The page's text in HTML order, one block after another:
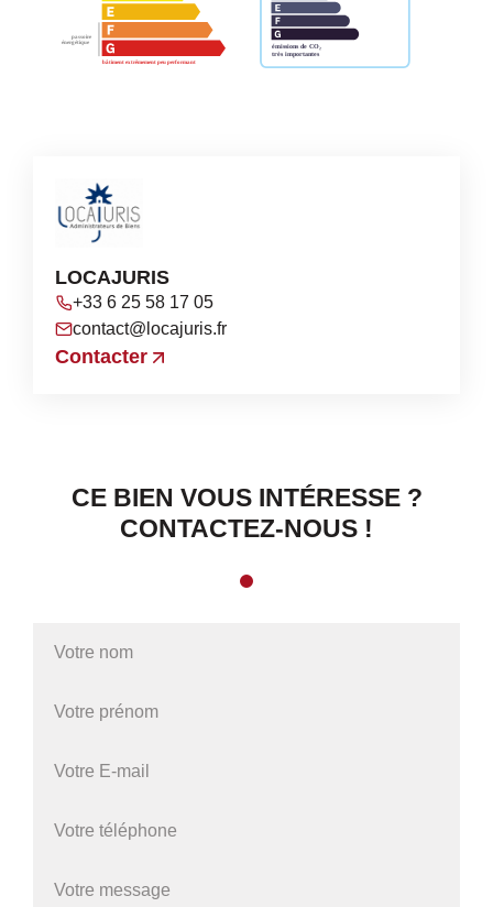
LOCAJURIS
+33 6 25 58 17 05
contact@locajuris.fr
Contacter
CE BIEN VOUS INTÉRESSE ?
CONTACTEZ-NOUS !